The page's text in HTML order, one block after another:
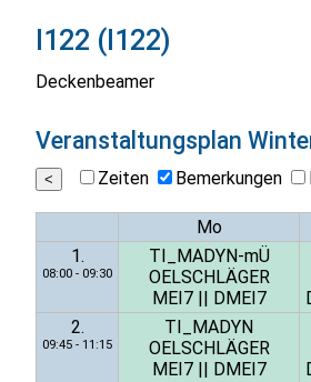
I122 (I122)
Deckenbeamer
Veranstaltungsplan
Zeiten Bemerkungen
Mo
1.
08:00 - 09:30
TI_MADYN-mÜ
OELSCHLÄGER
MEI7|| DMEI7
2.
09:45 - 11:15
TI_MADYN
OELSCHLÄGER
MEI7|| DMEI7